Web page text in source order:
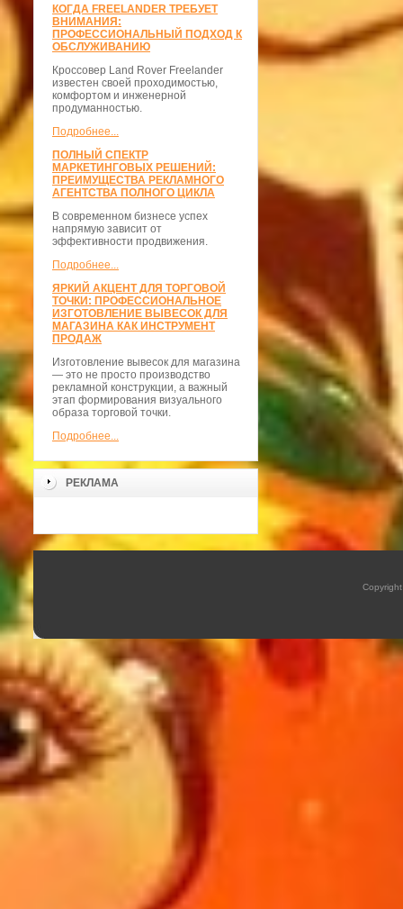
КОГДА FREELANDER ТРЕБУЕТ
ВНИМАНИЯ:
ПРОФЕССИОНАЛЬНЫЙ ПОДХОД К
ОБСЛУЖИВАНИЮ
Кроссовер Land Rover Freelander
известен своей проходимостью,
комфортом и инженерной
продуманностью.
Подробнее...
ПОЛНЫЙ СПЕКТР
МАРКЕТИНГОВЫХ РЕШЕНИЙ:
ПРЕИМУЩЕСТВА РЕКЛАМНОГО
АГЕНТСТВА ПОЛНОГО ЦИКЛА
В современном бизнесе успех
напрямую зависит от
эффективности продвижения.
Подробнее...
ЯРКИЙ АКЦЕНТ ДЛЯ ТОРГОВОЙ
ТОЧКИ: ПРОФЕССИОНАЛЬНОЕ
ИЗГОТОВЛЕНИЕ ВЫВЕСОК ДЛЯ
МАГАЗИНА КАК ИНСТРУМЕНТ
ПРОДАЖ
Изготовление вывесок для магазина
— это не просто производство
рекламной конструкции, а важный
этап формирования визуального
образа торговой точки.
Подробнее...
РЕКЛАМА